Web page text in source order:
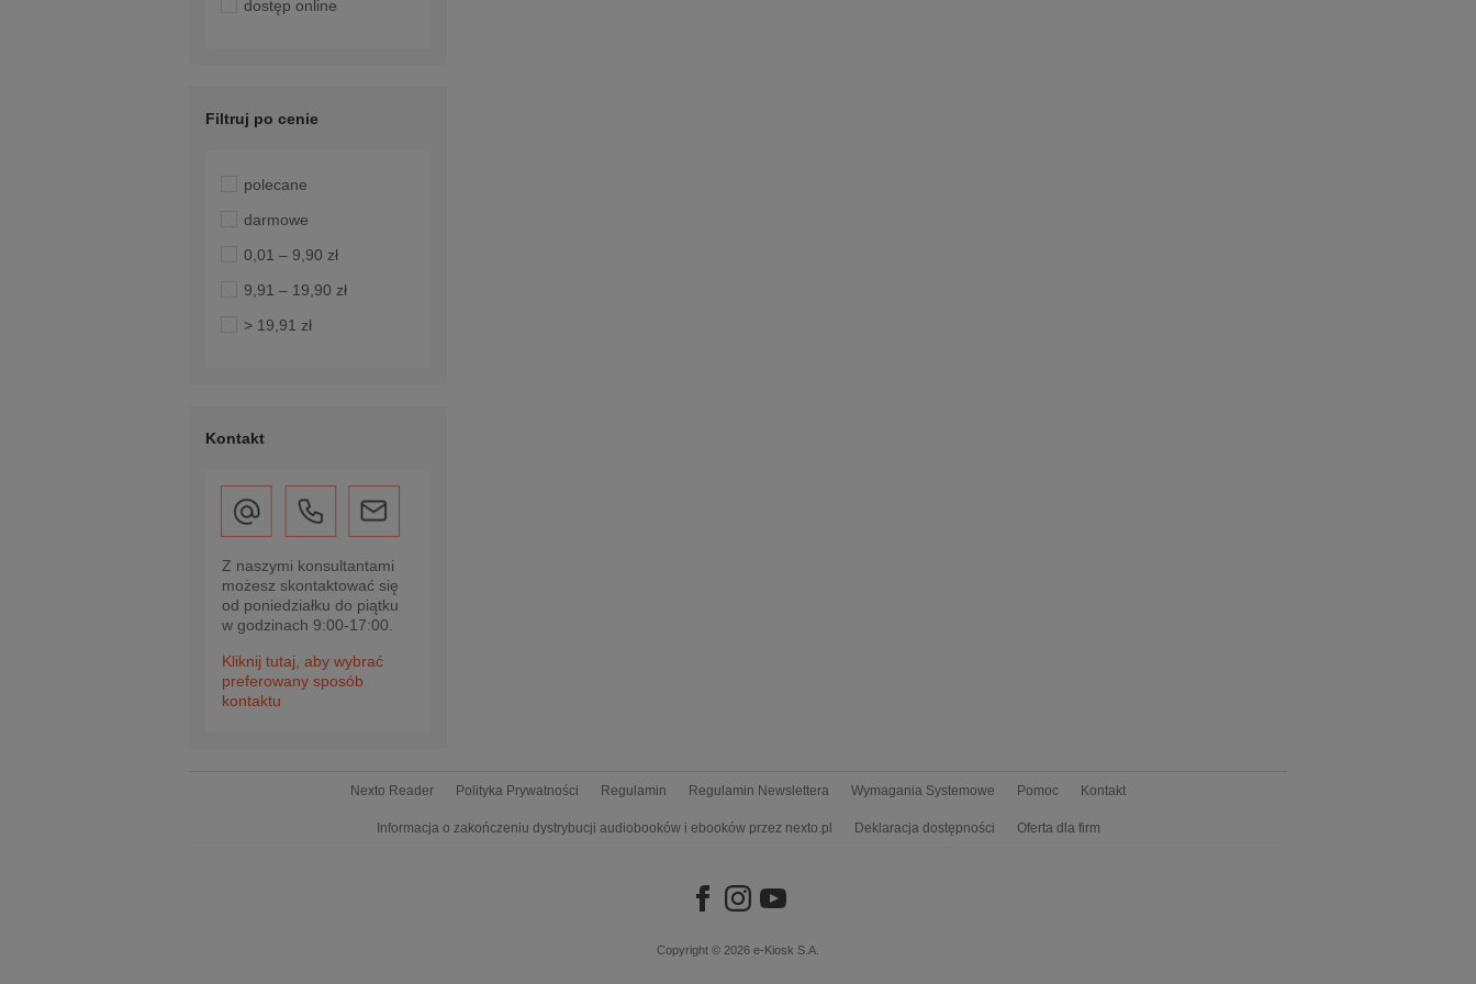
dostęp online
Filtruj po cenie
polecane
darmowe
0,01 – 9,90 zł
9,91 – 19,90 zł
> 19,91 zł
Kontakt
Z naszymi konsultantami
możesz skontaktować się
od poniedziałku do piątku
w godzinach 9:00-17:00.
Kliknij tutaj, aby wybrać
preferowany sposób
kontaktu
Nexto Reader Polityka Prywatności Regulamin Regulamin Newslettera Wymagania Systemowe Pomoc Kontakt
Informacja o zakończeniu dystrybucji audiobooków i ebooków przez nexto.pl Deklaracja dostępności Oferta dla firm
Copyright © 2026 e-Kiosk S.A.